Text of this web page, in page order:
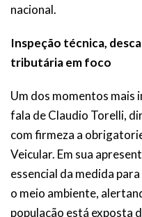
nacional.
Inspeção técnica,
tributária em foco
Um dos momentos mais
fala de Claudio Torelli,
com firmeza a
Veicular. Em sua
essencial da medida
o meio ambiente,
população está exposta